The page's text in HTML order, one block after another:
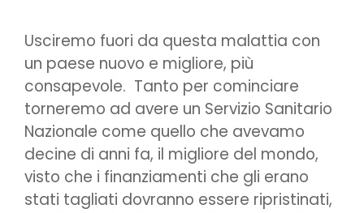
Usciremo fuori da questa malattia con
un paese nuovo e migliore, più
consapevole. Tanto per cominciare
torneremo ad avere un Servizio Sanitario
Nazionale come quello che avevamo
decine di anni fa, il migliore del mondo,
visto che i finanziamenti che gli erano
stati tagliati dovranno essere ripristinati,